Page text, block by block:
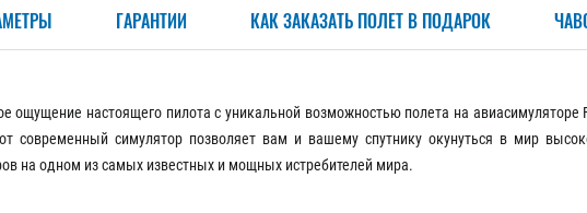
ГАРАНТИИ КАК ЗАКАЗАТЬ ПОЛЕТ В ПОДАРОК
ощущение настоящего пилота с уникальной возможностью полета на авиасимуляторе
современный симулятор позволяет вам и вашему спутнику окунуться в мир
на одном из самых известных и мощных истребителей мира.